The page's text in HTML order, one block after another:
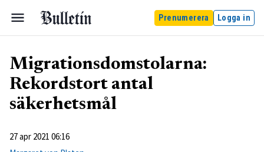
Prenumerera Logga in
Migrationsdomstolarna:
Rekordstort antal
säkerhetsmål
27 apr 2021 06:16